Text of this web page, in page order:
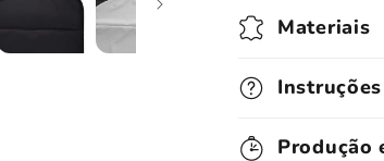
Materiais
Produção